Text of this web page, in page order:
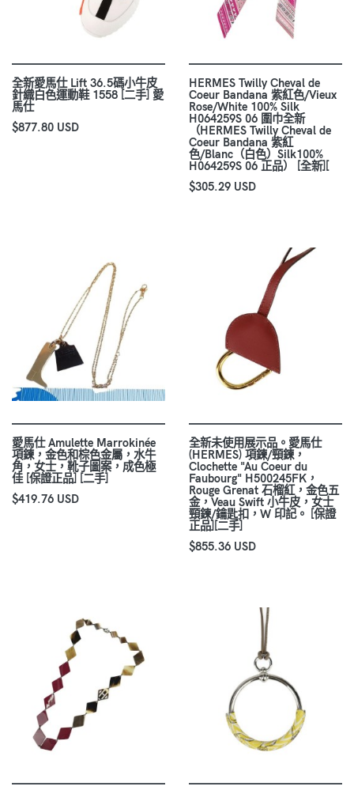
全新愛馬仕 Lift 36.5碼小牛皮
針織白色運動鞋 1558 [二手] 愛
馬仕
$877.80 USD
HERMES Twilly Cheval de
Coeur Bandana 紫紅色/Vieux
Rose/White 100% Silk
H064259S 06 圍巾全新
（HERMES Twilly Cheval de
Coeur Bandana 紫紅
色/Blanc（白色）Silk100%
H064259S 06 正品） [全新][
$305.29 USD
愛馬仕 Amulette Marrokinée
項鍊，金色和棕色金屬，水牛
角，女士，靴子圖案，成色極
佳 [保證正品] [二手]
$419.76 USD
全新未使用展示品。愛馬仕
(HERMES) 項鍊/頸鍊，
Clochette "Au Coeur du
Faubourg" H500245FK，
Rouge Grenat 石榴紅，金色五
金，Veau Swift 小牛皮，女士
頸鍊/鑰匙扣，W 印記。 [保證
正品][二手]
$855.36 USD